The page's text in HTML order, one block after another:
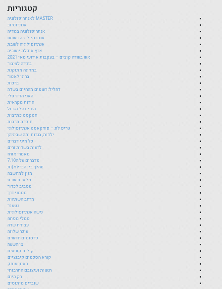
קטגוריות
MASTER לאנתרופולוגיה
אנתרוטיוב
אנתרופולוגיה במדיה
אנתרופולוגיה בשטח
אנתרופולוגיה לשבת
ארץ אוכלת יושביה
אש בשדה קוצים – בעקבות אירועי מאי 2021
בחזרה לציבור
במדינה מתוקנת
ברונו לאטור
ברכות
דחליל: רשמים מהחיים בשדה
האני הדיגיטלי
הורות מקראית
החיים על הגבול
הטקסט כתרבות
חופרת תרבות
טריפ לוג – פודקאסט אנתרופולוגי
ילדות, בגרות ומה שביניהן
כל מיני דברים
לרעות בשדות זרים
מאמרי אורח
מדברים על ה7.10
מהלך בין הברי(א)ות
מזון למחשבה
מלאכת שבט
מסביב לכדור
מסמני דרך
מרחב השתהות
נטע זר
נישה אנתרופולוגית
סמלי מפתח
עבודת שדה
עוכר שלווה
פרסומים חדשים
צו השעה
קולות קוראים
קורא הסכמים קיבוציים
ראיון עומק
רגשות ועיצובם התרבותי
רק היום
שוברים מיתוסים